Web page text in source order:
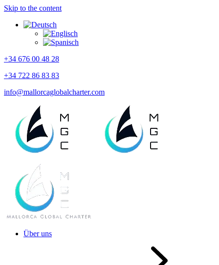
Skip to the content
+34 676 00 48 28
+34 722 86 83 83
info@mallorcaglobalcharter.com
Über uns